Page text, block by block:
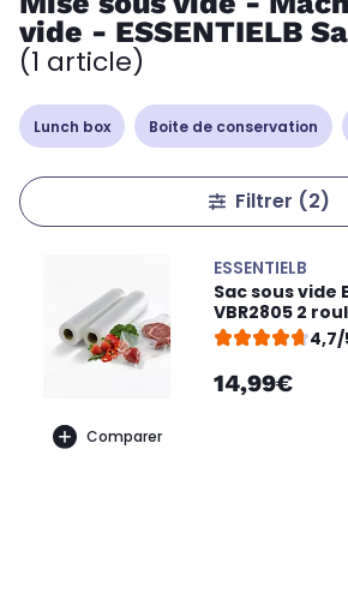
vide - ESSENTIELB
(1 article)
Lunch box Boite de conservation
Filtrer (2)
Comparer
ESSENTIELB
Sac sous vide
VBR2805 2
4,7/
14,99€